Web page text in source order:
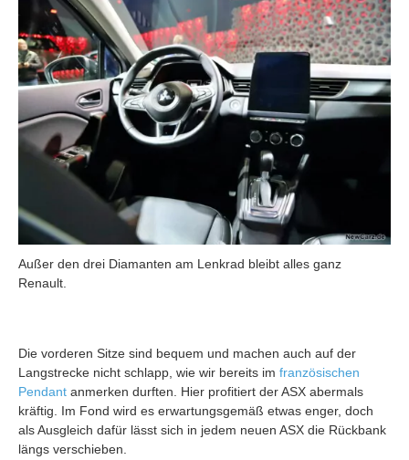
Außer den drei Diamanten am Lenkrad bleibt alles ganz
Renault.
Die vorderen Sitze sind bequem und machen auch auf der
Langstrecke nicht schlapp, wie wir bereits im französischen
Pendant anmerken durften. Hier profitiert der ASX abermals
kräftig. Im Fond wird es erwartungsgemäß etwas enger, doch
als Ausgleich dafür lässt sich in jedem neuen ASX die Rückbank
längs verschieben.